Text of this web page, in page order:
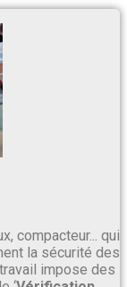
compacteur... qui
la sécurité des
impose des